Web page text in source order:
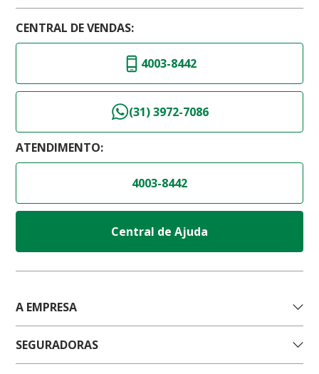
CENTRAL DE VENDAS:
4003-8442
(31) 3972-7086
ATENDIMENTO:
4003-8442
Central de Ajuda
A EMPRESA
SEGURADORAS